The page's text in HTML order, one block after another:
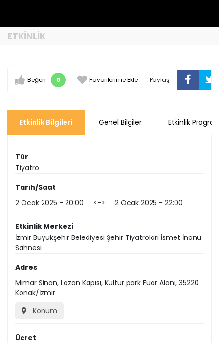
ETKİNLİK
Beğen 0 Favorilerime Ekle Paylaş
Etkinlik Bilgileri Genel Bilgiler Etkinlik
Tür
Tiyatro
Tarih/Saat
2 Ocak 2025
20:00 <-> 2 Ocak 2025 22:00
Etkinlik Merkezi
İzmir Büyükşehir Belediyesi Şehir Tiyatroları İsmet İnönü
Sahnesi
Adres
Mimar Sinan, Lozan Kapısı, Kültür park Fuar Alanı, 35220
Konak/İzmir
Konum
Ücret